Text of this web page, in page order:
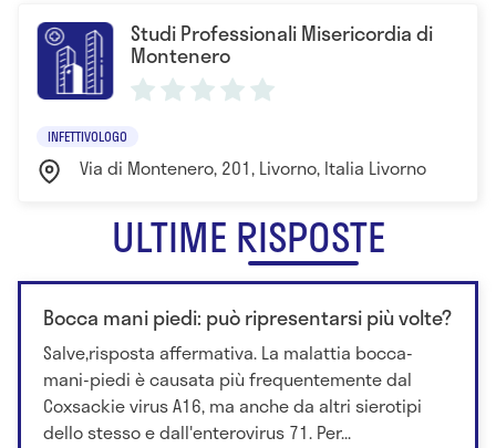
- 1999 Corso di Perfezionamento in Epatologia
presso l'Università di Torino
- 1992 Corso di Perfezionamento in Endoscopia
Toracica presso l'Università di Pisa
- 1993 VI Corso di Perfezionamento in Ecografia
diagnostica ed interventistica presso l'Università
- 1994 VII Corso di Perfezionamento in Ecografia
diagnostica ed interventistica presso l'Università
di Pisa
- 1995 Corso di Perfezionamento in Diagnostica
con ultrasuoni in Chirurgia presso l'Università di
Pisa - Scuola SIUMB
- 1998 Corso di Perfezionamento in Ecodoppler in
Studi Professionali Misericordia di
Montenero
INFETTIVOLOGO
Via di Montenero, 201, Livorno, Italia Livorno
ULTIME RISPOSTE
Bocca mani piedi: può ripresentarsi più volte?
Salve,risposta affermativa. La malattia bocca-
mani-piedi è causata più frequentemente dal
Coxsackie virus A16, ma anche da altri sierotipi
dello stesso e dall'enterovirus 71. Per...